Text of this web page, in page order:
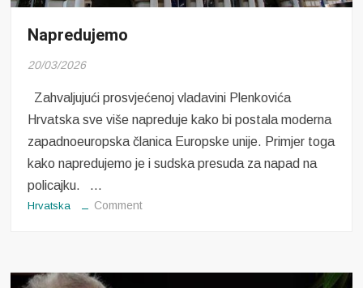
Napredujemo
20/03/2026
Zahvaljujući prosvjećenoj vladavini Plenkovića
Hrvatska sve više napreduje kako bi postala moderna
zapadnoeuropska članica Europske unije. Primjer toga
kako napredujemo je i sudska presuda za napad na
policajku. …
Hrvatska Commenton